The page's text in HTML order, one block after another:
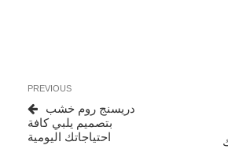
المقالات
Previous
Post
PREVIOUS
دريسنج روم خشب
بتصميم يلبي كافة
احتياجاتك اليومية